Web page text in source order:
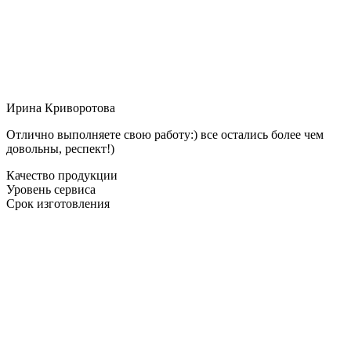
Ирина Криворотова
Отлично выполняете свою работу:) все остались более чем
довольны, респект!)
Качество продукции
Уровень сервиса
Срок изготовления